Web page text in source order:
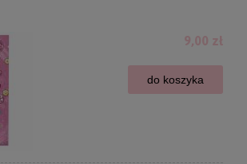
9,00 zł
do koszyka